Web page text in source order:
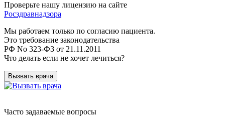
Проверьте нашу лицензию на сайте
Росздравнадзора
Мы работаем только по согласию пациента.
Это требование законодательства
РФ No 323-ФЗ от 21.11.2011
Что делать если не хочет лечиться?
Вызвать врача
Часто задаваемые вопросы